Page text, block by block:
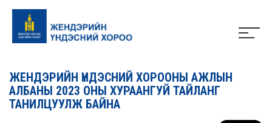
ЖЕНДЭРИЙН ҮНДЭСНИЙ ХОРООНЫ АЖЛЫН
АЛБАНЫ 2023 ОНЫ ХУРААНГУЙ ТАЙЛАНГ
ТАНИЛЦУУЛЖ БАЙНА